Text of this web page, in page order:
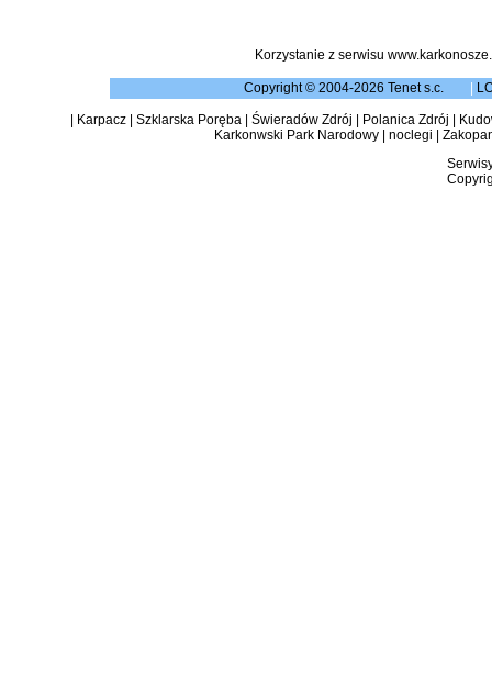
Korzystanie z serwisu
Copyright © 2004-2026 Tenet s.c.
Karpacz| Szklarska Poręba| Świeradów Zdrój Polanica Zdrój
Karkonwski Park Narodowy| noclegi